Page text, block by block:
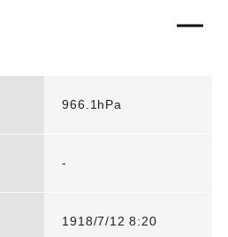
966.1hPa
-
1918/7/12 8:20